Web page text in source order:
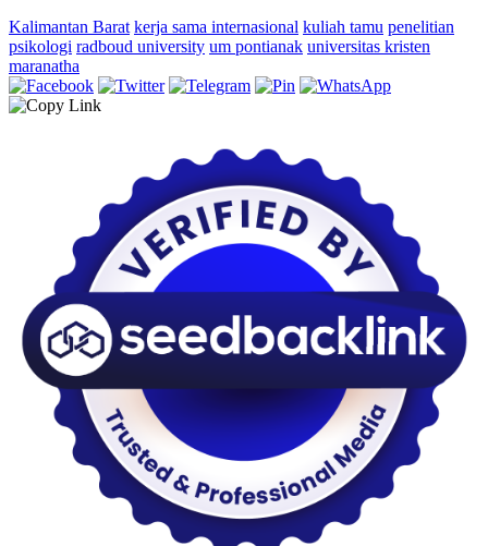
Kalimantan Barat kerja sama internasional kuliah tamu penelitian
psikologi radboud university um pontianak universitas kristen
maranatha